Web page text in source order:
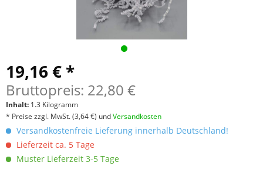
19,16 € *
Bruttopreis: 22,80 €
Inhalt: 1.3 Kilogramm
* Preise zzgl. MwSt.(3,64 €) undVersandkosten
Versandkostenfreie Lieferung innerhalb Deutschland!
Lieferzeit ca. 5 Tage
Muster Lieferzeit 3-5 Tage